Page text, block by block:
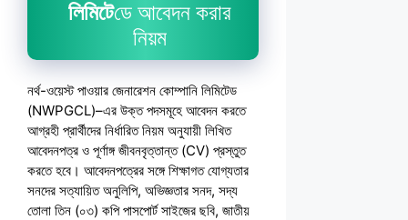
লিমিটেডে আবেদন করার
নিয়ম
নর্থ-ওয়েস্ট পাওয়ার জেনারেশন কোম্পানি লিমিটেড
(NWPGCL)–এর উক্ত পদসমূহে আবেদন করতে
আগ্রহী প্রার্থীদের নির্ধারিত নিয়ম অনুযায়ী লিখিত
আবেদনপত্র ও পূর্ণাঙ্গ জীবনবৃত্তান্ত (CV) প্রস্তুত
করতে হবে। আবেদনপত্রের সঙ্গে শিক্ষাগত যোগ্যতার
সনদের সত্যায়িত অনুলিপি, অভিজ্ঞতার সনদ, সদ্য
তোলা তিন (০৩) কপি পাসপোর্ট সাইজের ছবি, জাতীয়